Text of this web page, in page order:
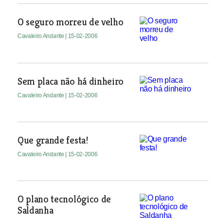
O seguro morreu de velho
Cavaleiro Andante | 15-02-2006
Sem placa não há dinheiro
Cavaleiro Andante | 15-02-2006
Que grande festa!
Cavaleiro Andante | 15-02-2006
O plano tecnológico de
Saldanha